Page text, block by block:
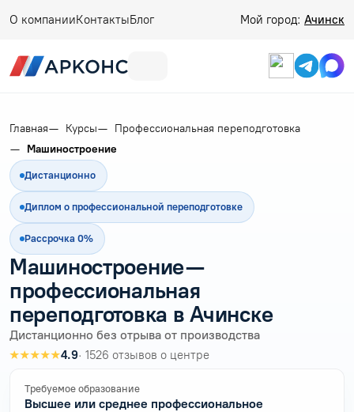
О компанииКонтактыБлог Мой город: Ачинск
Главная Курсы
Профессиональная переподготовка
Машиностроение
Дистанционно
Диплом о профессиональной переподготовке
Рассрочка 0%
Машиностроение —
профессиональная
переподготовка в Ачинске
Дистанционно без отрыва от производства
★★★★★4.9· 1526 отзывов о центре
Требуемое образование
Высшее или среднее профессиональное